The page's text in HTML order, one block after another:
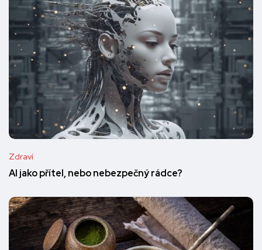
Zdraví
AI jako přítel, nebo nebezpečný rádce?